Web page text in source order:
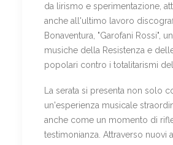
da lirismo e sperimentazione,
anche all'ultimo lavoro
Bonaventura, "Garofani Rossi",
musiche della Resistenza e
popolari contro i totalitarismi
La serata si presenta non solo
un'esperienza musicale
anche come un momento di
testimonianza. Attraverso nuovi